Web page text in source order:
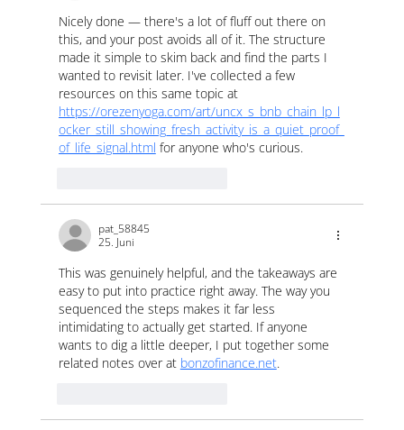
Nicely done — there's a lot of fluff out there on
this, and your post avoids all of it. The structure
made it simple to skim back and find the parts I
wanted to revisit later. I've collected a few
resources on this same topic at
https://orezenyoga.com/art/uncx_s_bnb_chain_lp_l
ocker_still_showing_fresh_activity_is_a_quiet_proof_
of_life_signal.html for anyone who's curious.
pat_58845
25. Juni
This was genuinely helpful, and the takeaways are
easy to put into practice right away. The way you
sequenced the steps makes it far less
intimidating to actually get started. If anyone
wants to dig a little deeper, I put together some
related notes over at bonzofinance.net.